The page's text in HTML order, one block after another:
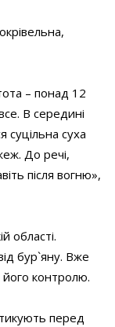
– понад 12
В середині
суцільна суха
До речі,
після вогню»,
області.
бур`яну. Вже
контролю.
перед